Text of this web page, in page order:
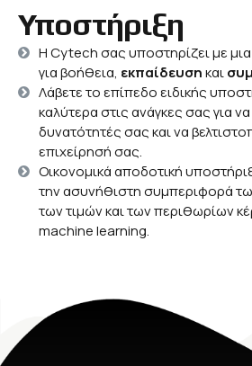
Υποστήριξη
Η Cytech σας υποστηρίζει με
για βοήθεια, εκπαίδευσηκαι
Λάβετε το επίπεδο ειδικής
καλύτερα στις ανάγκες σας για
δυνατότητές σας και να
επιχείρησή σας.
Οικονομικά αποδοτική
την ασυνήθιστη συμπεριφορά
των τιμών και των περιθωρίων
machine learning.